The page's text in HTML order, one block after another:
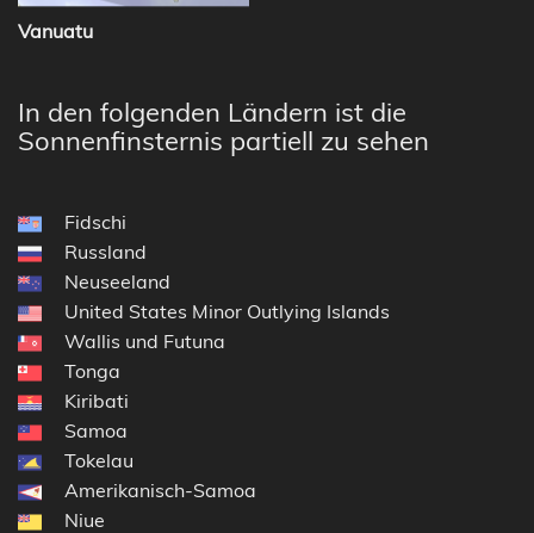
Vanuatu
In den folgenden Ländern ist die
Sonnenfinsternis partiell zu sehen
Fidschi
Russland
Neuseeland
United States Minor Outlying Islands
Wallis und Futuna
Tonga
Kiribati
Samoa
Tokelau
Amerikanisch-Samoa
Niue